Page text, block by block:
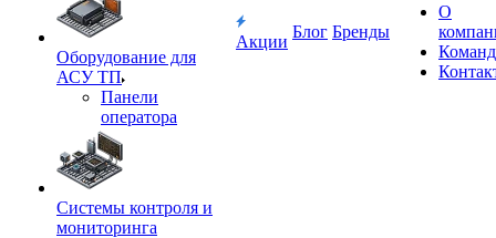
Оборудование для
АСУ ТП
Панели
оператора
Системы контроля и
мониторинга
Акции
Блог Бренды
О